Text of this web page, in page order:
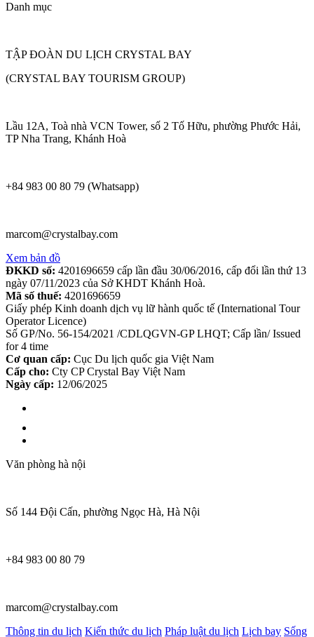
Danh mục
TẬP ĐOÀN DU LỊCH CRYSTAL BAY
(CRYSTAL BAY TOURISM GROUP)
Lầu 12A, Toà nhà VCN Tower, số 2 Tố Hữu, phường Phước Hải,
TP Nha Trang, Khánh Hoà
+84 983 00 80 79 (Whatsapp)
marcom@crystalbay.com
Xem bản đồ
ĐKKD số: 4201696659 cấp lần đầu 30/06/2016, cấp đổi lần thứ 13
ngày 07/11/2023 của Sở KHDT Khánh Hoà.
Mã số thuế: 4201696659
Giấy phép Kinh doanh dịch vụ lữ hành quốc tế (International Tour
Operator Licence)
Số GP/No. 56-154/2021 /CDLQGVN-GP LHQT; Cấp lần/ Issued
for 4 time
Cơ quan cấp: Cục Du lịch quốc gia Việt Nam
Cấp cho: Cty CP Crystal Bay Việt Nam
Ngày cấp: 12/06/2025
Văn phòng hà nội
Số 144 Đội Cấn, phường Ngọc Hà, Hà Nội
+84 983 00 80 79
marcom@crystalbay.com
Thông tin du lịch Kiến thức du lịch Pháp luật du lịch Lịch bay Sống